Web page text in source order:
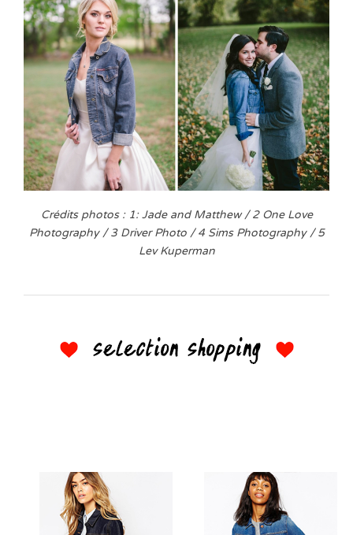
Crédits photos : 1: Jade and Matthew / 2 One Love
Photography / 3 Driver Photo / 4 Sims Photography / 5
Lev Kuperman